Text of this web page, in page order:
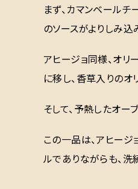
まず、カマンベールチ
のソースがよりしみ込
アヒージョ同様、オリ
に移し、香草入りのオ
そして、予熱したオー
この一品は、アヒー
ルでありながらも、